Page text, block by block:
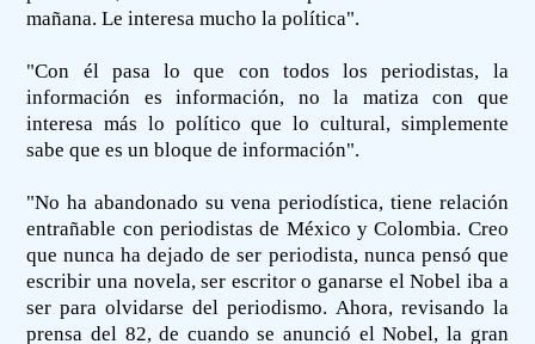
mañana. Le interesa mucho la política".
"Con él pasa lo que con todos los periodistas, la
información es información, no la matiza con que
interesa más lo político que lo cultural, simplemente
sabe que es un bloque de información".
"No ha abandonado su vena periodística, tiene relación
entrañable con periodistas de México y Colombia. Creo
que nunca ha dejado de ser periodista, nunca pensó que
escribir una novela, ser escritor o ganarse el Nobel iba a
ser para olvidarse del periodismo. Ahora, revisando la
prensa del 82, de cuando se anunció el Nobel, la gran